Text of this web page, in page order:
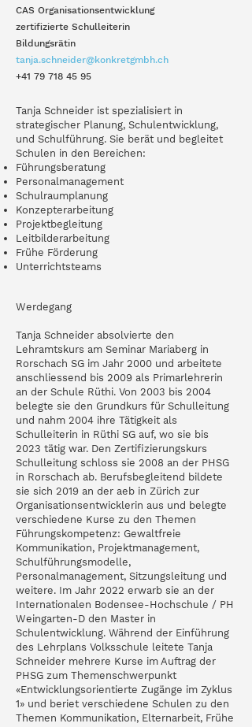
CAS Organisationsentwicklung
zertifizierte Schulleiterin
Bildungsrätin
tanja.schneider@konkretgmbh.ch
+41 79 718 45 95
Tanja Schneider ist spezialisiert in
strategischer Planung, Schulentwicklung,
und Schulführung. Sie berät und begleitet
Schulen in den Bereichen:
Führungsberatung
Personalmanagement
Schulraumplanung
Konzepterarbeitung
Projektbegleitung
Leitbilderarbeitung
Frühe Förderung
Unterrichtsteams
Werdegang
Tanja Schneider absolvierte den
Lehramtskurs am Seminar Mariaberg in
Rorschach SG im Jahr 2000 und arbeitete
anschliessend bis 2009 als Primarlehrerin
an der Schule Rüthi. Von 2003 bis 2004
belegte sie den Grundkurs für Schulleitung
und nahm 2004 ihre Tätigkeit als
Schulleiterin in Rüthi SG auf, wo sie bis
2023 tätig war. Den Zertifizierungskurs
Schulleitung schloss sie 2008 an der PHSG
in Rorschach ab. Berufsbegleitend bildete
sie sich 2019 an der aeb in Zürich zur
Organisationsentwicklerin aus und belegte
verschiedene Kurse zu den Themen
Führungskompetenz: Gewaltfreie
Kommunikation, Projektmanagement,
Schulführungsmodelle,
Personalmanagement, Sitzungsleitung und
weitere. Im Jahr 2022 erwarb sie an der
Internationalen Bodensee-Hochschule / PH
Weingarten-D den Master in
Schulentwicklung. Während der Einführung
des Lehrplans Volksschule leitete Tanja
Schneider mehrere Kurse im Auftrag der
PHSG zum Themenschwerpunkt
«Entwicklungsorientierte Zugänge im Zyklus
1» und beriet verschiedene Schulen zu den
Themen Kommunikation, Elternarbeit, Frühe